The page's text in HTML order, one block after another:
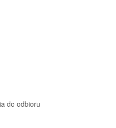
do odbioru